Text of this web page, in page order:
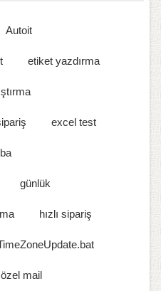
Autoit
etiket yazdırma
excel test
günlük
hızlı sipariş
mail